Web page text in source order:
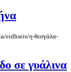
eidhseis/η-θεσγάλα-
σε γυάλινα